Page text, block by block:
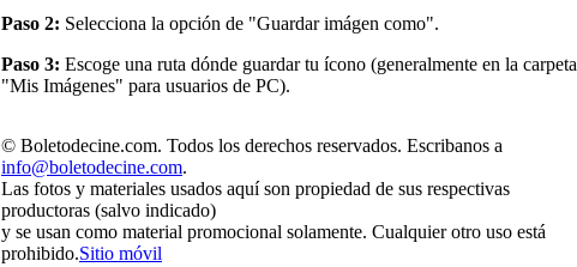
Paso 2: Selecciona la opción de "Guardar imágen como".
Paso 3: Escoge una ruta dónde guardar tu ícono (generalmente en la carpeta
"Mis Imágenes" para usuarios de PC).
© Boletodecine.com. Todos los derechos reservados. Escribanos a
info@boletodecine.com.
Las fotos y materiales usados aquí son propiedad de sus respectivas
productoras (salvo indicado)
y se usan como material promocional solamente. Cualquier otro uso está
prohibido.Sitio móvil